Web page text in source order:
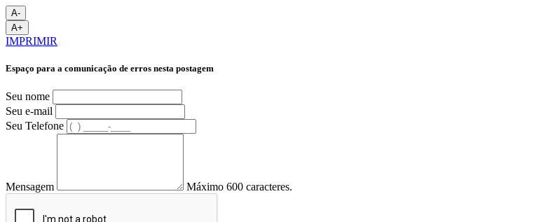
A-
A+
IMPRIMIR
Espaço para a comunicação de erros nesta postagem
Seu nome
Seu e-mail
Seu Telefone
Mensagem Máximo 600 caracteres.